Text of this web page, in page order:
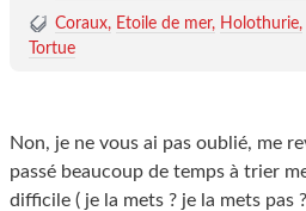
Coraux
Etoile de mer Holothurie
Tortue
Non, je ne vous ai pas oublié, me
passé beaucoup de temps à trier
difficile ( je la mets ? je la mets pas